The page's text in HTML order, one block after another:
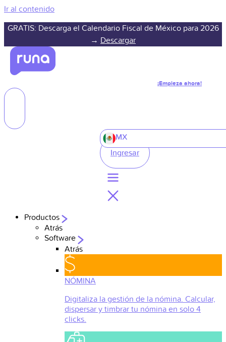
Ir al contenido
GRATIS: Descarga el Calendario Fiscal de México para 2026
→ Descargar
¡Empieza ahora!
MX
Ingresar
Productos
Atrás
Software
Atrás
NÓMINA
Digitaliza la gestión de la nómina. Calcular,
dispersar y timbrar tu nómina en solo 4
clicks.